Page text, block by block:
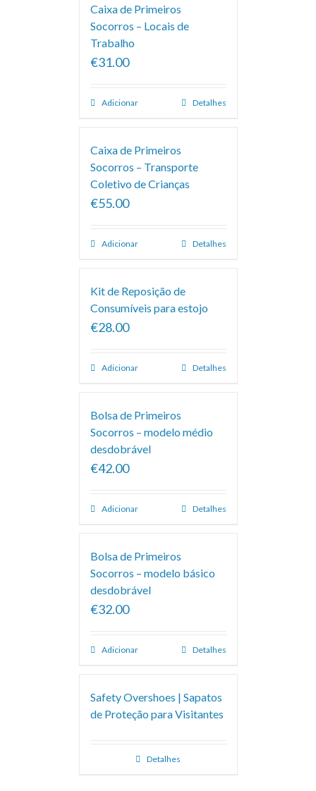
Caixa de Primeiros
Socorros – Locais de
Trabalho
€31.00
Adicionar Detalhes
Caixa de Primeiros
Socorros – Transporte
Coletivo de Crianças
€55.00
Adicionar Detalhes
Kit de Reposição de
Consumíveis para estojo
€28.00
Adicionar Detalhes
Bolsa de Primeiros
Socorros – modelo médio
desdobrável
€42.00
Adicionar Detalhes
Bolsa de Primeiros
Socorros – modelo básico
desdobrável
€32.00
Adicionar Detalhes
Safety Overshoes | Sapatos
de Proteção para Visitantes
Detalhes